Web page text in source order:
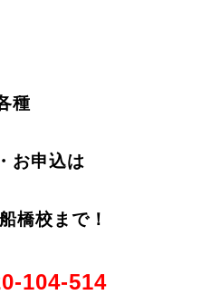
種
お申込は
橋校まで！
104-514